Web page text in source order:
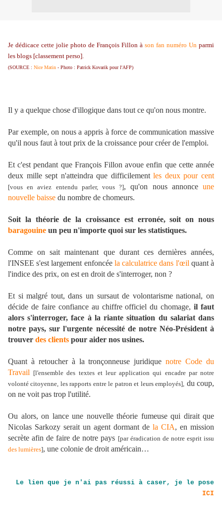
Je dédicace cette jolie photo de François Fillon à son fan numéro Un parmi
les blogs [classement perso].
(SOURCE : Nice Matin - Photo : Patrick Kovarik pour l'AFP)
Il y a quelque chose d'illogique dans tout ce qu'on nous montre.
Par exemple, on nous a appris à force de communication massive
qu'il nous faut à tout prix de la croissance pour créer de l'emploi.
Et c'est pendant que François Fillon avoue enfin que cette année
deux mille sept n'atteindra que difficilementles deux pour cent
[vous en aviez entendu parler, vous ?], qu'on nous annonceune
nouvelle baisse du nombre de chomeurs.
Soit la théorie de la croissance est erronée, soit on nous
baragouine un peu n'importe quoi sur les statistiques.
Comme on sait maintenant que durant ces dernières années,
l'INSEE s'est largement enfoncée la calculatrice dans l'œil quant à
l'indice des prix, on est en droit de s'interroger, non ?
Et si malgré tout, dans un sursaut de volontarisme national, on
décide de faire confiance au chiffre officiel du chomage,il faut
alors s'interroger, face à la riante situation du salariat dans
notre pays, sur l'urgente nécessité de notre Néo-Président à
trouver des clients pour aider nos usines.
Quant à retoucher à la tronçonneuse juridiquenotre Code du
Travail [l'ensemble des textes et leur application qui encadre par notre
volonté citoyenne, les rapports entre le patron et leurs employés], du coup,
on ne voit pas trop l'utilité.
Ou alors, on lance une nouvelle théorie fumeuse qui dirait que
Nicolas Sarkozy serait un agent dormant de la CIA, en mission
secrète afin de faire de notre pays [par éradication de notre esprit issu
des lumières], une colonie de droit américain…
Le lien que je n'ai pas réussi à caser, je le pose
ICI